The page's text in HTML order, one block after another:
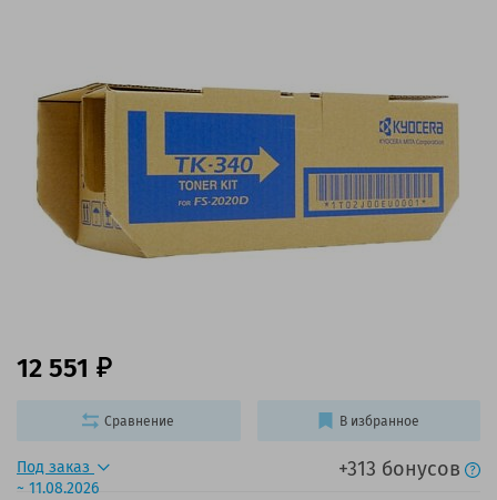
Под заказ
~ 11.08.2026
+313 бонусов
12 551
Сравнение В избранное